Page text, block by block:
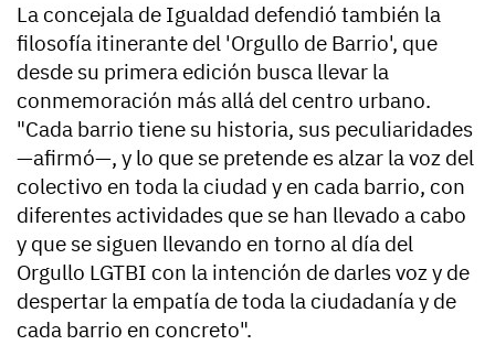
La concejala de Igualdad defendió también la
filosofía itinerante del 'Orgullo de Barrio', que
desde su primera edición busca llevar la
conmemoración más allá del centro urbano.
"Cada barrio tiene su historia, sus peculiaridades
—afirmó—, y lo que se pretende es alzar la voz del
colectivo en toda la ciudad y en cada barrio, con
diferentes actividades que se han llevado a cabo
y que se siguen llevando en torno al día del
Orgullo LGTBI con la intención de darles voz y de
despertar la empatía de toda la ciudadanía y de
cada barrio en concreto".